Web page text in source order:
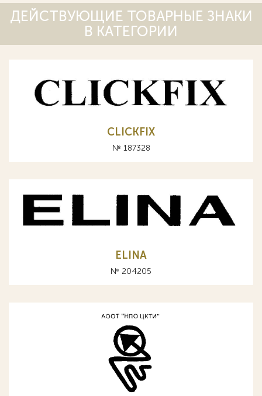
ДЕЙСТВУЮЩИЕ ТОВАРНЫЕ ЗНАКИ
В КАТЕГОРИИ
CLICKFIX
№ 187328
ELINA
№ 204205